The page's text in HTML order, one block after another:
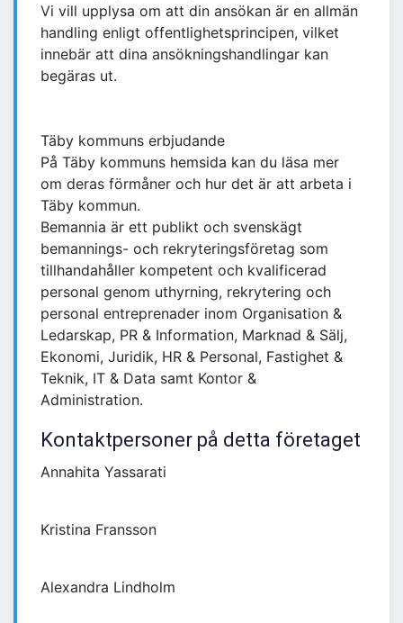
Vi vill upplysa om att din ansökan är en allmän
handling enligt offentlighetsprincipen, vilket
innebär att dina ansökningshandlingar kan
begäras ut.
Täby kommuns erbjudande
På Täby kommuns hemsida kan du läsa mer
om deras förmåner och hur det är att arbeta i
Täby kommun.
Bemannia är ett publikt och svenskägt
bemannings- och rekryteringsföretag som
tillhandahåller kompetent och kvalificerad
personal genom uthyrning, rekrytering och
personal entreprenader inom Organisation &
Ledarskap, PR & Information, Marknad & Sälj,
Ekonomi, Juridik, HR & Personal, Fastighet &
Teknik, IT & Data samt Kontor &
Administration.
Kontaktpersoner på detta företaget
Annahita Yassarati
Kristina Fransson
Alexandra Lindholm